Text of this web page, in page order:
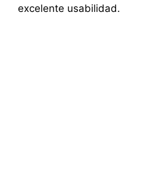
excelente usabilidad.